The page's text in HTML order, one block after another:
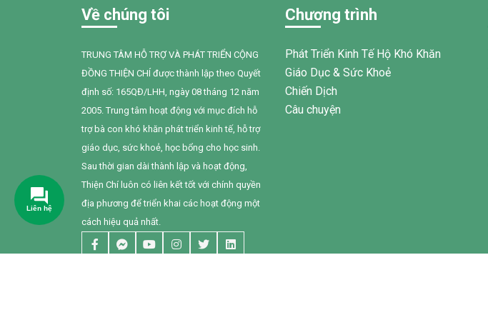
ngừng của chính Bối, em đã có những
Thuận Nam.
Về chúng tôi
TRUNG TÂM HỖ TRỢ VÀ PHÁT TRIỂN CỘNG
ĐỒNG THIỆN CHÍ được thành lập theo Quyết
định số: 165QĐ/LHH, ngày 08 tháng 12 năm
2005. Trung tâm hoạt động với mục đích hỗ
trợ bà con khó khăn phát triển kinh tế, hỗ trợ
giáo dục, sức khoẻ, học bổng cho học sinh.
Sau thời gian dài thành lập và hoạt động,
Thiện Chí luôn có liên kết tốt với chính quyền
địa phương để triển khai các hoạt động một
cách hiệu quả nhất.
Chương trình
Phát Triển Kinh Tế Hộ Khó Khăn
Giáo Dục & Sức Khoẻ
Chiến Dịch
Câu chuyện